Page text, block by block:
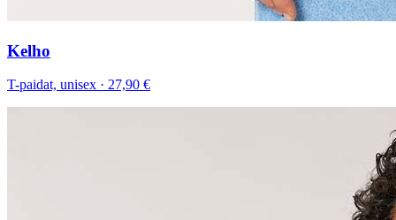
Kelho
T-paidat, unisex · 27,90 €